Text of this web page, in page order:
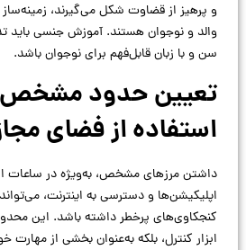
و پرهیز از قضاوت شکل می‌گیرند،
والد و نوجوان هستند. آموزش جنسی باید
سن و با زبان قابل‌فهم برای نوجوان باشد.
تعیین حدود مشخص
استفاده از فضای
داشتن مرزهای مشخص، به‌ویژه در ساعات
اپلیکیشن‌ها و دسترسی به اینترنت،
کنجکاوی‌های پرخطر داشته باشد. این
ابزار کنترل، بلکه به‌عنوان بخشی از مهارت